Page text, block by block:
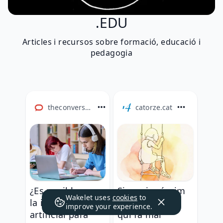
.EDU
Articles i recursos sobre formació, educació i
pedagogia
theconversation.com
¿Es posible usar
la inteligencia
artificial para
catorze.cat
Si no riguéssim
les gràcies de
qui fa mal
Wakelet uses cookies to
improve your experience.